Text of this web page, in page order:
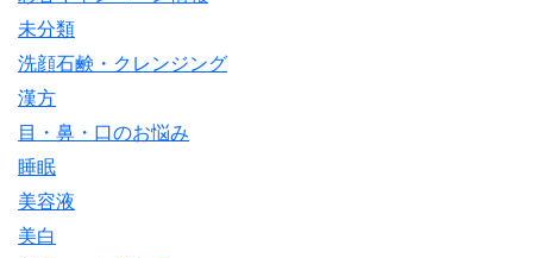
未分類
洗顔石鹸・クレンジング
漢方
目・鼻・口のお悩み
睡眠
美容液
美白